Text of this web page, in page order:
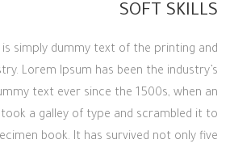
SOFT SKILLS
is simply dummy text of the printing and
Lorem Ipsum has been the industry’s
text ever since the 1500s, when an
a galley of type and scrambled it to
book. It has survived not only five